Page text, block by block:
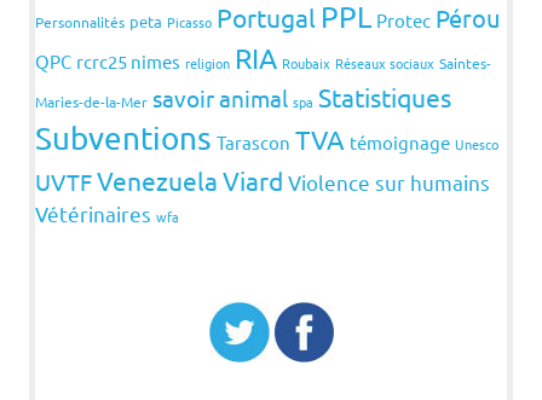
Personnalités peta Picasso Portugal PPL Protec Pérou
QPC rcrc25 nimes religion RIA Roubaix Réseaux sociaux Saintes-
Maries-de-la-Mer savoir animal spa Statistiques
Subventions Tarascon TVA témoignage Unesco
UVTFVenezuelaViard Violence sur humains
Vétérinaires wfa